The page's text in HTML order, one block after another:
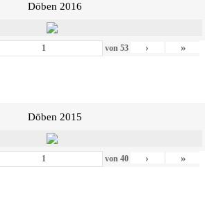
Döben 2016
von 53 › »
Döben 2015
von 40 › »